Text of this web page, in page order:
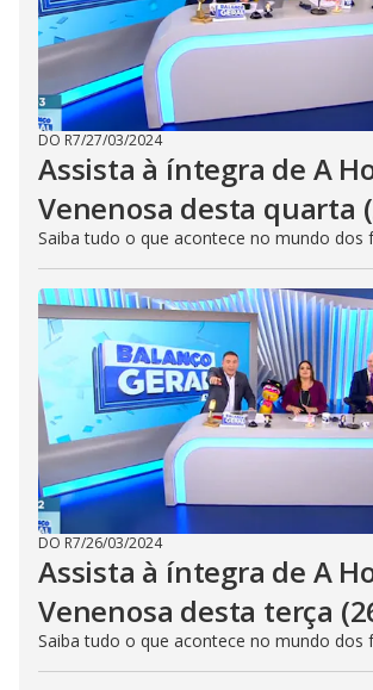
DO R7/27/03/2024
Assista à íntegra de A
Venenosa desta quarta
Saiba tudo o que acontece no mundo dos
DO R7/26/03/2024
Assista à íntegra de A
Venenosa desta terça
Saiba tudo o que acontece no mundo dos